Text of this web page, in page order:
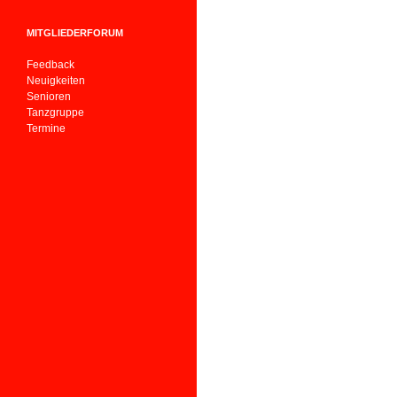
MITGLIEDERFORUM
Feedback
Neuigkeiten
Senioren
Tanzgruppe
Termine